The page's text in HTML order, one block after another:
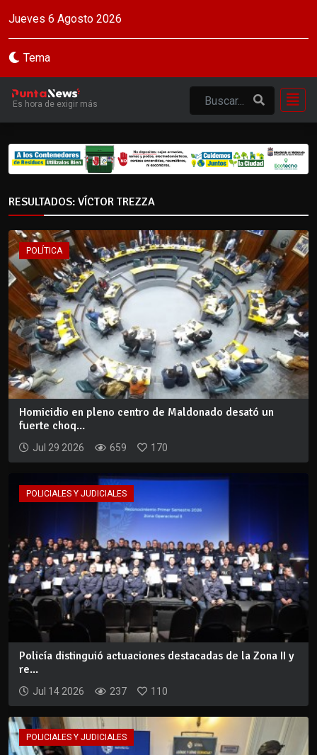
Jueves 6 Agosto 2026
Tema
Es hora de exigir más
RESULTADOS: VÍCTOR TREZZA
POLÍTICA
Homicidio en pleno centro de Maldonado desató un
fuerte choq...
Jul 29 2026 659 170
POLICIALES Y JUDICIALES
Policía distinguió actuaciones destacadas de la Zona II y
re...
Jul 14 2026 237 110
POLICIALES Y JUDICIALES